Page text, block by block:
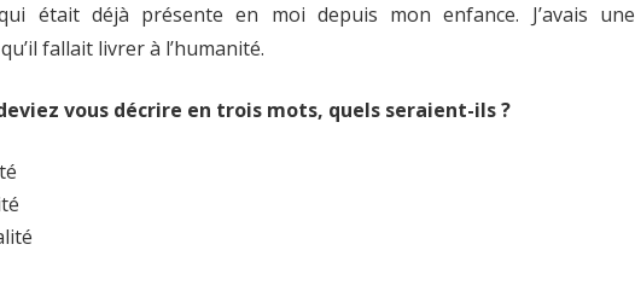
était déjà présente en moi depuis mon enfance. J’avais une
fallait livrer à l’humanité.
vous décrire en trois mots, quels seraient-ils ?